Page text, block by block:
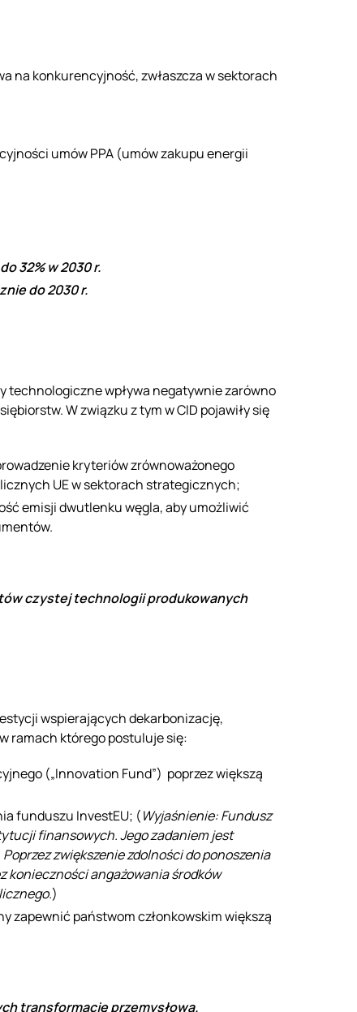
na konkurencyjność, zwłaszcza w sektorach
umów PPA (umów zakupu energii
32% w 2030 r.
do 2030 r.
technologiczne wpływa negatywnie zarówno
W związku z tym w CID pojawiły się
kryteriów zrównoważonego
UE w sektorach strategicznych;
emisji dwutlenku węgla, aby umożliwić
czystej technologii produkowanych
wspierających dekarbonizację,
ramach którego postuluje się:
(„Innovation Fund”) poprzez większą
funduszu InvestEU; (Wyjaśnienie: Fundusz
finansowych. Jego zadaniem jest
zwiększenie zdolności do ponoszenia
konieczności angażowania środków
)
zapewnić państwom członkowskim większą
transformację przemysłową.